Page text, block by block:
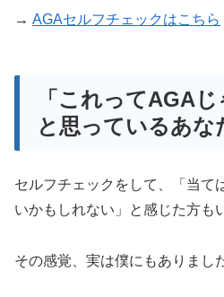
→ AGAセルフチェックはこちら
「これってAGAじ
と思っているあな
セルフチェックをして、「当て
いかもしれない」と感じた方も
その感覚、実は僕にもありまし